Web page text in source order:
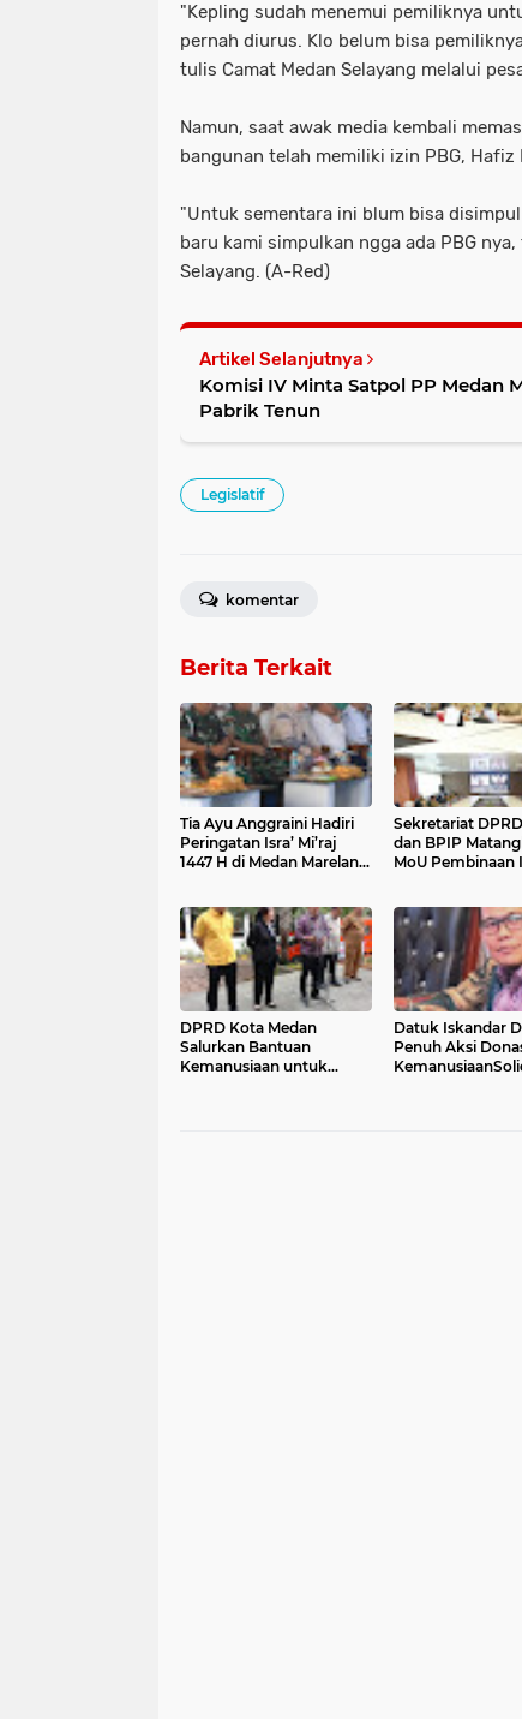
"Kepling sudah menemui pemiliknya
pernah diurus. Klo belum bisa
tulis Camat Medan Selayang melalui
Namun, saat awak media kembali
bangunan telah memiliki izin PBG,
"Untuk sementara ini blum bisa
baru kami simpulkan ngga ada PBG
Selayang. (A-Red)
Artikel Selanjutnya
Komisi IV Minta Satpol PP Medan
Pabrik Tenun
Legislatif
komentar
Berita Terkait
Tia Ayu Anggraini Hadiri
Peringatan Isra’ Mi’raj
1447 H di Medan Marelan,
Sekretariat
dan BPIP
MoU Pembinaan
DPRD Kota Medan
Salurkan Bantuan
Kemanusiaan untuk
Datuk Iskandar
Penuh Aksi